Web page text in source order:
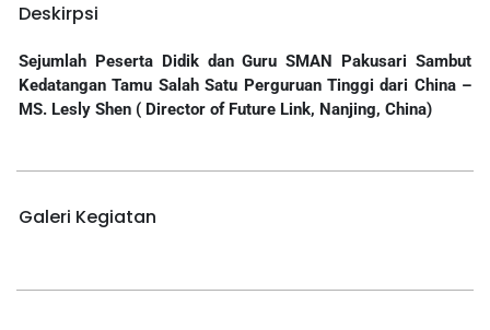
Deskirpsi
Sejumlah Peserta Didik dan Guru SMAN Pakusari Sambut
Kedatangan Tamu Salah Satu Perguruan Tinggi dari China –
MS. Lesly Shen ( Director of Future Link, Nanjing, China)
Galeri Kegiatan